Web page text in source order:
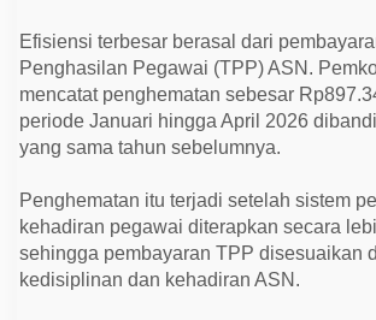
i
l
a
r
L
e
t
P
e
n
g
Efisiensi terbesar berasal dari
Penghasilan Pegawai (TPP) ASN.
mencatat penghematan sebesar
periode Januari hingga April 2026
yang sama tahun sebelumnya.
Penghematan itu terjadi setelah sistem
kehadiran pegawai diterapkan secara
sehingga pembayaran TPP disesuaikan
kedisiplinan dan kehadiran ASN.